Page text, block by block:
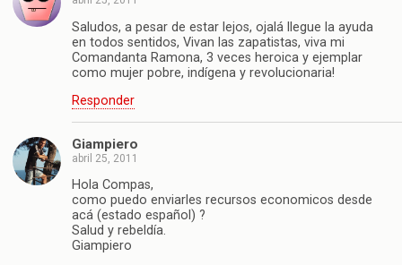
Saludos, a pesar de estar lejos, ojalá llegue la ayuda
en todos sentidos, Vivan las zapatistas, viva mi
Comandanta Ramona, 3 veces heroica y ejemplar
como mujer pobre, indígena y revolucionaria!
Responder
Giampiero
abril 25, 2011
Hola Compas,
como puedo enviarles recursos economicos desde
acá (estado español) ?
Salud y rebeldía.
Giampiero